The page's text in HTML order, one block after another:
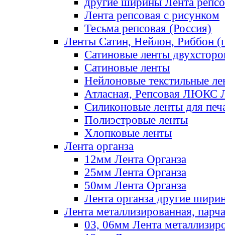
Лента репсовая с рисунком
Тесьма репсовая (Россия)
Ленты Сатин, Нейлон, Риббон
Сатиновые ленты
Сатиновые ленты
Нейлоновые текстильные
Атласная, Репсовая ЛЮКС
Силиконовые ленты для
Полиэстровые ленты
Хлопковые ленты
Лента органза
12мм Лента Органза
25мм Лента Органза
50мм Лента Органза
Лента органза другие
Лента металлизированная, парча
03, 06мм Лента